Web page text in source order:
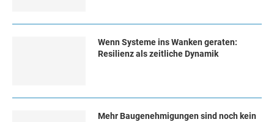
Wenn Systeme ins Wanken geraten:
Resilienz als zeitliche Dynamik
Mehr Baugenehmigungen sind noch kein